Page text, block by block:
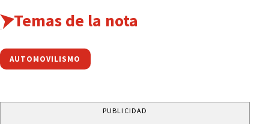
Temas de la nota
AUTOMOVILISMO
PUBLICIDAD